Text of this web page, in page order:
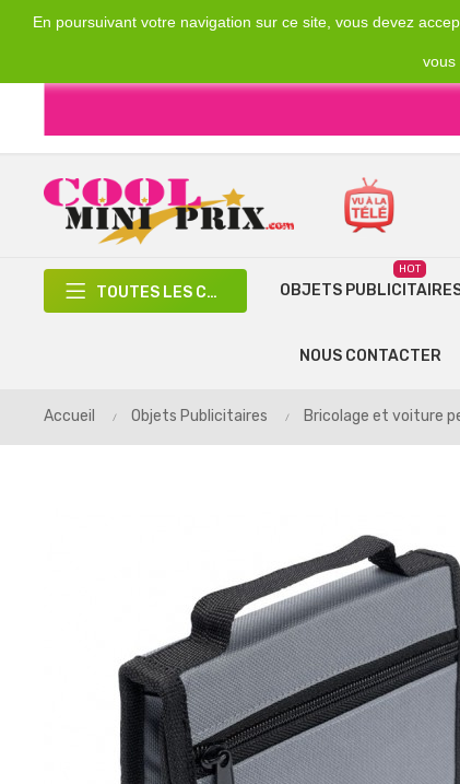
En poursuivant votre navigation sur ce site, vous devez
vous
Emplacement
Devise
TOUTES LES CATÉGORIES OBJETS
HOT
NOUS CONTACTER
Accueil Objets Publicitaires Bricolage et voiture